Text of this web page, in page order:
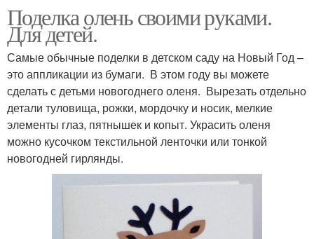
Поделка олень своими руками.
Для детей.
Самые обычные поделки в детском саду на Новый Год –
это аппликации из бумаги. В этом году вы можете
сделать с детьми новогоднего оленя. Вырезать отдельно
детали туловища, рожки, мордочку и носик, мелкие
элементы глаз, пятнышек и копыт. Украсить оленя
можно кусочком текстильной ленточки или тонкой
новогодней гирлянды.